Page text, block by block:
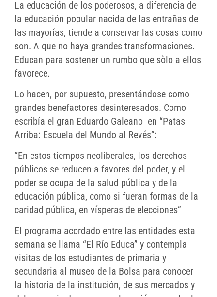
La educación de los poderosos, a diferencia de
la educación popular nacida de las entrañas de
las mayorías, tiende a conservar las cosas como
son. A que no haya grandes transformaciones.
Educan para sostener un rumbo que sòlo a ellos
favorece.
Lo hacen, por supuesto, presentándose como
grandes benefactores desinteresados. Como
escribía el gran Eduardo Galeano en “Patas
Arriba: Escuela del Mundo al Revés”:
“En estos tiempos neoliberales, los derechos
públicos se reducen a favores del poder, y el
poder se ocupa de la salud pública y de la
educación pública, como si fueran formas de la
caridad pública, en vísperas de elecciones”
El programa acordado entre las entidades esta
semana se llama “El Río Educa” y contempla
visitas de los estudiantes de primaria y
secundaria al museo de la Bolsa para conocer
la historia de la institución, de sus mercados y